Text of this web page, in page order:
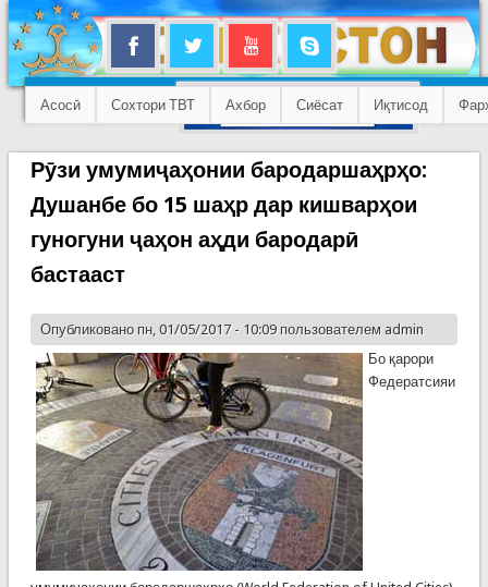
Асосӣ Сохтори ТВТ Ахбор Сиёсат Иқтисод
Рӯзи умумиҷаҳонии бародаршаҳрҳо:
Душанбе бо 15 шаҳр дар кишварҳои
гуногуни ҷаҳон аҳди бародарӣ
бастааст
Опубликовано пн, 01/05/2017 - 10:09 пользователем admin
Бо қарори
Федератсияи